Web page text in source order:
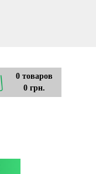
0 товаров
0 грн.